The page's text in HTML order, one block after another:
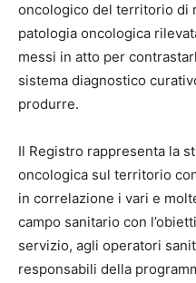
oncologico del territorio di
patologia oncologica
messi in atto per
sistema diagnostico
produrre.
Il Registro rappresenta la
oncologica sul territorio
in correlazione i vari e
campo sanitario con
servizio, agli operatori
responsabili della